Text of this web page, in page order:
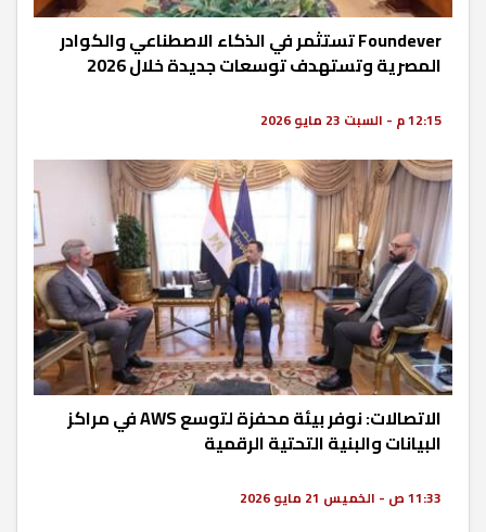
Foundever تستثمر في الذكاء الاصطناعي والكوادر
المصرية وتستهدف توسعات جديدة خلال 2026
12:15 م - السبت 23 مايو 2026
الاتصالات: نوفر بيئة محفزة لتوسع AWS في مراكز
البيانات والبنية التحتية الرقمية
11:33 ص - الخميس 21 مايو 2026